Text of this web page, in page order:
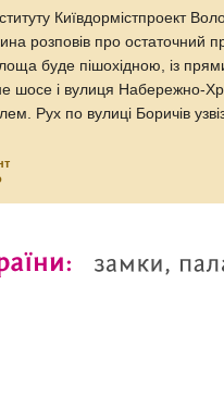
Київдормістпроект
розповів про остаточний
буде пішохідною, із
шосе і вулиця Набережно-
Рух по вулиці Боричів